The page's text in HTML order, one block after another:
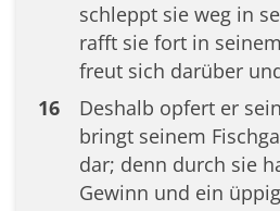
schleppt sie weg in
rafft sie fort in
freut sich darüber
16
Deshalb opfert er
bringt seinem
dar; denn durch sie
Gewinn und ein